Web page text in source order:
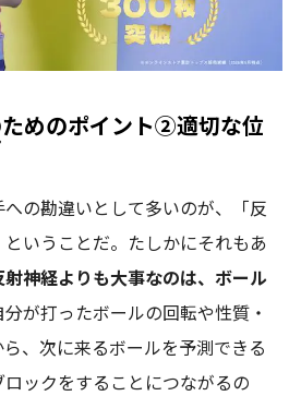
めのポイント②適切な位
の勘違いとして多いのが、「反
いうことだ。たしかにそれもあ
射神経よりも大事なのは、ボール
が打ったボールの回転や性質・
、次に来るボールを予測できる
ックをすることにつながるの